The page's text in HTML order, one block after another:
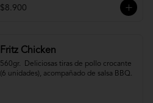
$8.900
Fritz Chicken
560gr.  Deliciosas tiras de pollo crocante
(6 unidades), acompañado de salsa BBQ.